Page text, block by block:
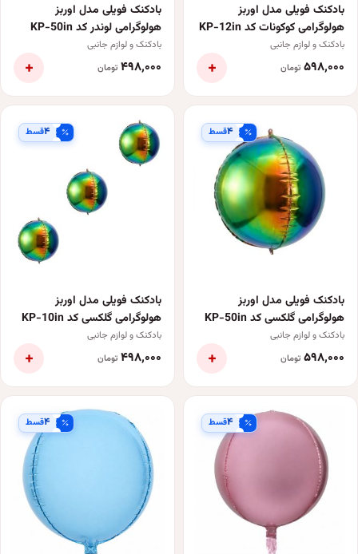
بادکنک فویلی مدل اوربز
هولوگرامی کوکونات کد KP-12in
بسته 3 عددی
بادکنک و لوازم جانبی
۵۹۸٬۰۰۰ تومان +
بادکنک فویلی مدل اوربز
هولوگرامی لوندر کد KP-50in
بادکنک و لوازم جانبی
۴۹۸٬۰۰۰ تومان +
۴قسط
بادکنک فویلی مدل اوربز
هولوگرامی گلکسی کد KP-50in
بادکنک و لوازم جانبی
۵۹۸٬۰۰۰ تومان +
۴قسط
بادکنک فویلی مدل اوربز
هولوگرامی گلکسی کد KP-10in
بسته 3 عددی
بادکنک و لوازم جانبی
۴۹۸٬۰۰۰ تومان +
۴قسط ۴قسط